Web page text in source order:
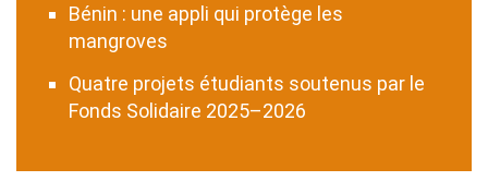
Bénin : une appli qui protège les
mangroves
Quatre projets étudiants soutenus par le
Fonds Solidaire 2025–2026